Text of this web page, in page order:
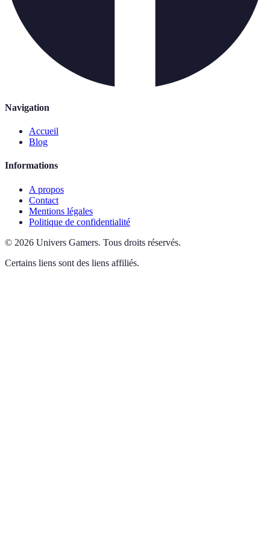
Navigation
Accueil
Blog
Informations
A propos
Contact
Mentions légales
Politique de confidentialité
© 2026 Univers Gamers. Tous droits réservés.
Certains liens sont des liens affiliés.